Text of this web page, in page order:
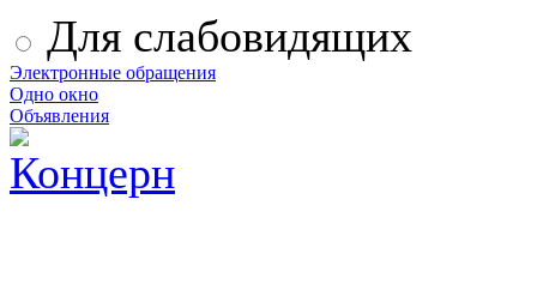
Для слабовидящих
Электронные обращения
Одно окно
Объявления